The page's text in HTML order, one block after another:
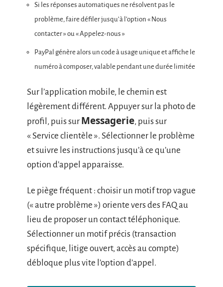
Si les réponses automatiques ne résolvent pas le
problème, faire défiler jusqu’à l’option « Nous
contacter » ou « Appelez-nous »
PayPal génère alors un code à usage unique et affiche le
numéro à composer, valable pendant une durée limitée
Sur l’application mobile, le chemin est
légèrement différent. Appuyer sur la photo de
profil, puis sur Messagerie, puis sur
« Service clientèle ». Sélectionner le problème
et suivre les instructions jusqu’à ce qu’une
option d’appel apparaisse.
Le piège fréquent : choisir un motif trop vague
(« autre problème ») oriente vers des FAQ au
lieu de proposer un contact téléphonique.
Sélectionner un motif précis (transaction
spécifique, litige ouvert, accès au compte)
débloque plus vite l’option d’appel.